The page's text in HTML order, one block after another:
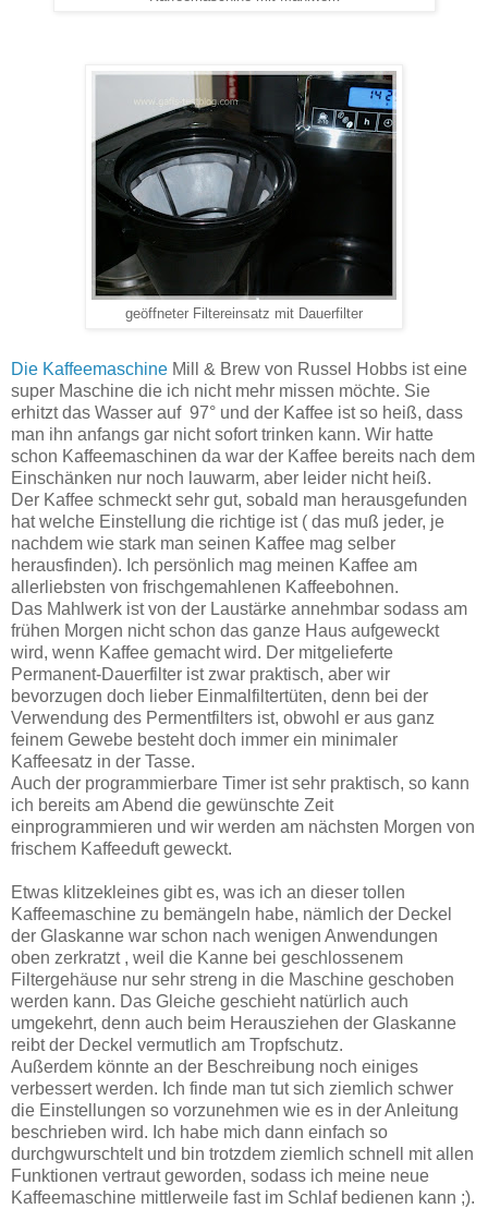
geöffneter Filtereinsatz mit Dauerfilter
Die Kaffeemaschine Mill & Brew von Russel Hobbs ist eine
super Maschine die ich nicht mehr missen möchte. Sie
erhitzt das Wasser auf 97° und der Kaffee ist so heiß, dass
man ihn anfangs gar nicht sofort trinken kann. Wir hatte
schon Kaffeemaschinen da war der Kaffee bereits nach dem
Einschänken nur noch lauwarm, aber leider nicht heiß.
Der Kaffee schmeckt sehr gut, sobald man herausgefunden
hat welche Einstellung die richtige ist ( das muß jeder, je
nachdem wie stark man seinen Kaffee mag selber
herausfinden). Ich persönlich mag meinen Kaffee am
allerliebsten von frischgemahlenen Kaffeebohnen.
Das Mahlwerk ist von der Laustärke annehmbar sodass am
frühen Morgen nicht schon das ganze Haus aufgeweckt
wird, wenn Kaffee gemacht wird. Der mitgelieferte
Permanent-Dauerfilter ist zwar praktisch, aber wir
bevorzugen doch lieber Einmalfiltertüten, denn bei der
Verwendung des Permentfilters ist, obwohl er aus ganz
feinem Gewebe besteht doch immer ein minimaler
Kaffeesatz in der Tasse.
Auch der programmierbare Timer ist sehr praktisch, so kann
ich bereits am Abend die gewünschte Zeit
einprogrammieren und wir werden am nächsten Morgen von
frischem Kaffeeduft geweckt.
Etwas klitzekleines gibt es, was ich an dieser tollen
Kaffeemaschine zu bemängeln habe, nämlich der Deckel
der Glaskanne war schon nach wenigen Anwendungen
oben zerkratzt , weil die Kanne bei geschlossenem
Filtergehäuse nur sehr streng in die Maschine geschoben
werden kann. Das Gleiche geschieht natürlich auch
umgekehrt, denn auch beim Herausziehen der Glaskanne
reibt der Deckel vermutlich am Tropfschutz.
Außerdem könnte an der Beschreibung noch einiges
verbessert werden. Ich finde man tut sich ziemlich schwer
die Einstellungen so vorzunehmen wie es in der Anleitung
beschrieben wird. Ich habe mich dann einfach so
durchgwurschtelt und bin trotzdem ziemlich schnell mit allen
Funktionen vertraut geworden, sodass ich meine neue
Kaffeemaschine mittlerweile fast im Schlaf bedienen kann ;).